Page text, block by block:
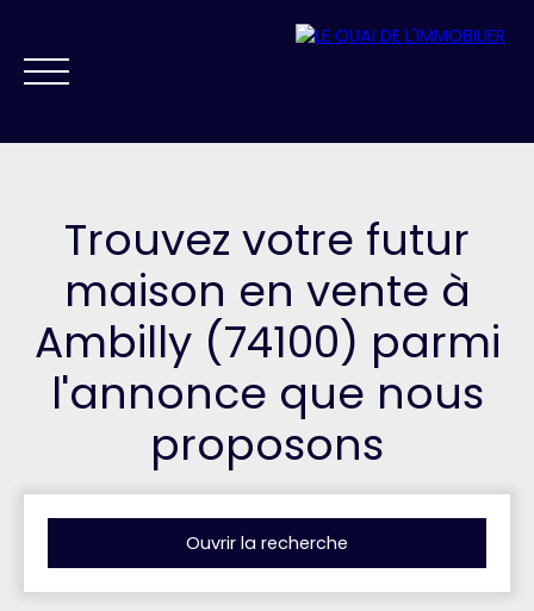
NOS AGENCES VENDRE ACHETER PRESTIGE FAIRE GÉRER
Trouvez votre futur
maison en vente à
Ambilly (74100) parmi
l'annonce que nous
proposons
Ouvrir la recherche